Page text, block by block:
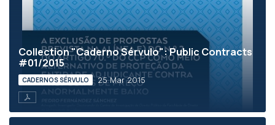
Collection "Caderno Sérvulo": Public Contracts
#01/2015
CADERNOS SÉRVULO 25 Mar 2015